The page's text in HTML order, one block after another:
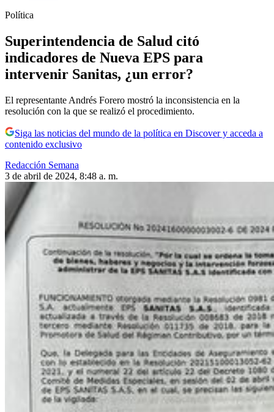
Política
Superintendencia de Salud citó
indicadores de Nueva EPS para
intervenir Sanitas, ¿un error?
El representante Andrés Forero mostró la inconsistencia en la
resolución con la que se realizó el procedimiento.
Siga las noticias del mundo de la política en Discover y acceda a
contenido exclusivo
Redacción Semana
3 de abril de 2024, 8:48 a. m.